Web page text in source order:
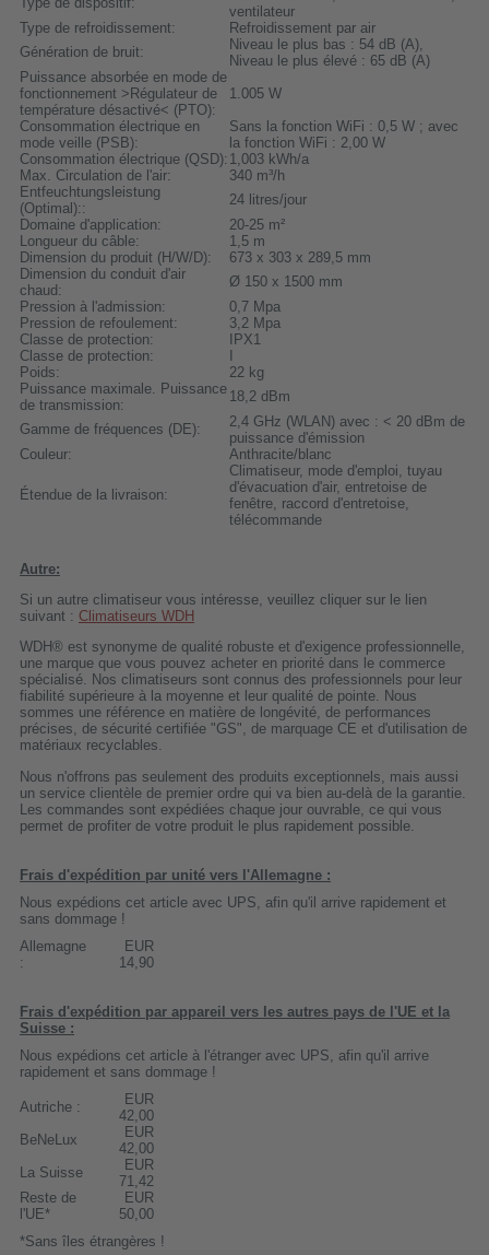
ventilateur
Type de refroidissement:
Refroidissement par air
Génération de bruit:
Niveau le plus bas : 54 dB (A),
Niveau le plus élevé : 65 dB (A)
Puissance absorbée en mode de
fonctionnement >Régulateur de
température désactivé< (PTO):
1.005 W
Consommation électrique en
mode veille (PSB):
Sans la fonction WiFi : 0,5 W ; avec
la fonction WiFi : 2,00 W
Consommation électrique (QSD): 1,003 kWh/a
Max. Circulation de l'air:
340 m³/h
Entfeuchtungsleistung
(Optimal)::
24 litres/jour
Domaine d'application:
20-25 m²
Longueur du câble:
1,5 m
Dimension du produit (H/W/D):
673 x 303 x 289,5 mm
Dimension du conduit d'air
chaud:
Ø 150 x 1500 mm
Pression à l'admission:
0,7 Mpa
Pression de refoulement:
3,2 Mpa
Classe de protection:
IPX1
Classe de protection:
I
Poids:
22 kg
Puissance maximale. Puissance
de transmission:
18,2 dBm
Gamme de fréquences (DE):
2,4 GHz (WLAN) avec : < 20 dBm de
puissance d'émission
Couleur:
Anthracite/blanc
Étendue de la livraison:
Climatiseur, mode d'emploi, tuyau
d'évacuation d'air, entretoise de
fenêtre, raccord d'entretoise,
télécommande
Autre:
Si un autre climatiseur vous intéresse, veuillez cliquer sur le lien
suivant : Climatiseurs WDH
WDH® est synonyme de qualité robuste et d'exigence professionnelle,
une marque que vous pouvez acheter en priorité dans le commerce
spécialisé. Nos climatiseurs sont connus des professionnels pour leur
fiabilité supérieure à la moyenne et leur qualité de pointe. Nous
sommes une référence en matière de longévité, de performances
précises, de sécurité certifiée "GS", de marquage CE et d'utilisation de
matériaux recyclables.
Nous n'offrons pas seulement des produits exceptionnels, mais aussi
un service clientèle de premier ordre qui va bien au-delà de la garantie.
Les commandes sont expédiées chaque jour ouvrable, ce qui vous
permet de profiter de votre produit le plus rapidement possible.
Frais d'expédition par unité vers l'Allemagne :
Nous expédions cet article avec UPS, afin qu'il arrive rapidement et
sans dommage !
Allemagne
:
EUR
14,90
Frais d'expédition par appareil vers les autres pays de l'UE et la
Suisse :
Nous expédions cet article à l'étranger avec UPS, afin qu'il arrive
rapidement et sans dommage !
Autriche :
EUR
42,00
BeNeLux
EUR
42,00
La Suisse
EUR
71,42
Reste de
l'UE*
EUR
50,00
*Sans îles étrangères !